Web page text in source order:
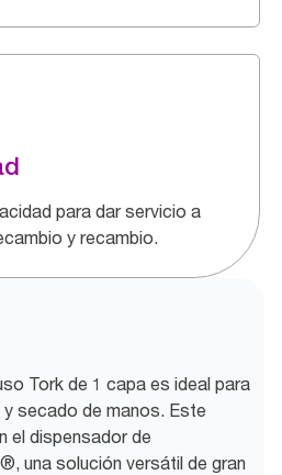
para dar servicio a
y recambio.
Tork de 1 capa es ideal para
secado de manos. Este
el dispensador de
una solución versátil de gran